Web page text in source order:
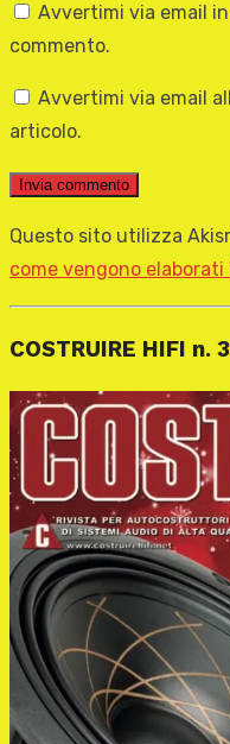
Avvertimi via email
commento.
Avvertimi via email
articolo.
Questo sito utilizza
come vengono
COSTRUIRE HIFI n.